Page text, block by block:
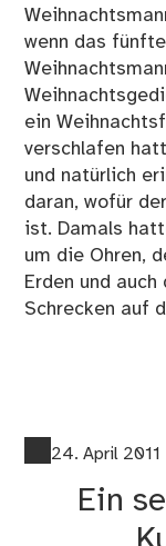
wenn das
ein
verschlafen
und natürlich
daran, wofür
ist. Damals
um die Ohren,
Erden und
Schrecken auf
24. April 2011
Ein